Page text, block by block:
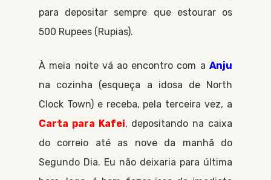
para depositar sempre que estourar os
500 Rupees Rupias .
À meia noite vá ao encontro com a Anju
na cozinha (esqueça a idosa de North
Clock Town) e receba, pela terceira vez, a
Carta para Kafei, depositando na caixa
do correio até as nove da manhã do
Segundo Dia. Eu não deixaria para última